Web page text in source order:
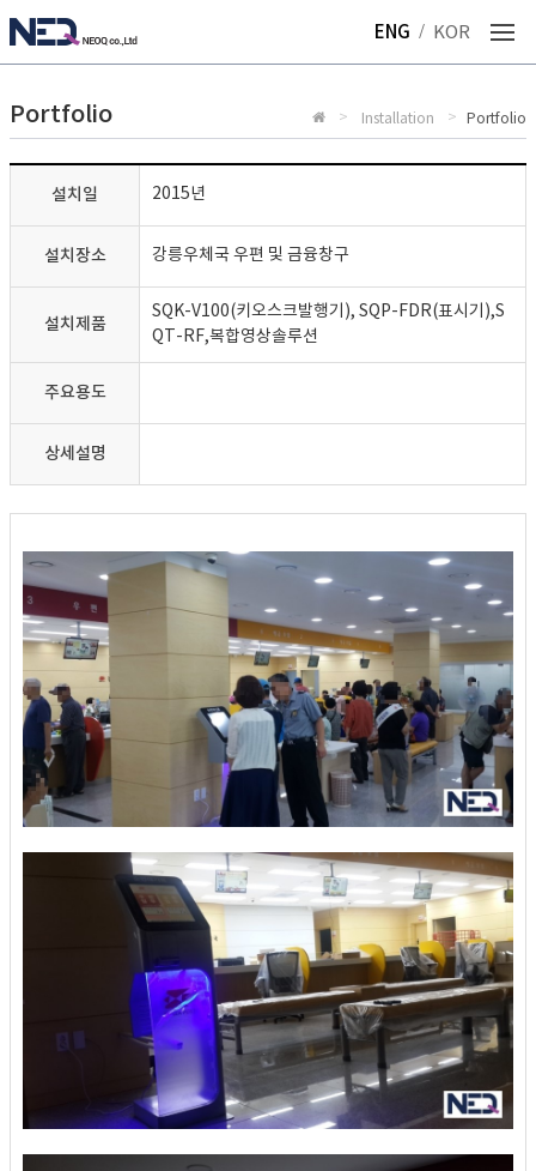
ENG KOR
Portfolio Installation Portfolio
설치일 2015년
설치장소 강릉우체국 우편 및 금융창구
설치제품
SQK-V100(키오스크발행기), SQP-FDR(표시기),S
QT-RF,복합영상솔루션
주요용도
상세설명